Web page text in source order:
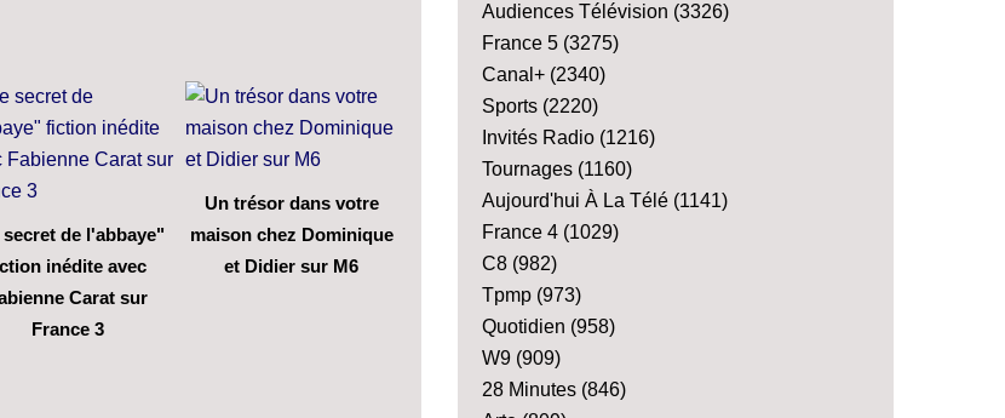
secret de l'abbaye"
inédite avec
Carat sur
France 3
Un trésor dans votre
maison chez Dominique
et Didier sur M6
Audiences Télévision (3326)
France 5 (3275)
Canal+ (2340)
Sports (2220)
Invités Radio (1216)
Tournages (1160)
Aujourd'hui À La Télé (1141)
France 4 (1029)
C8 (982)
Tpmp (973)
Quotidien (958)
W9 (909)
28 Minutes (846)